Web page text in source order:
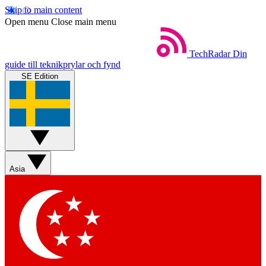
Skip to main content
Open menu Close main menu
TechRadar Din
guide till teknikprylar och fynd
SE Edition
Asia